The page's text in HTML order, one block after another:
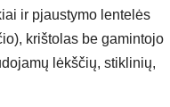
ir pjaustymo lentelės
krištolas be gamintojo
lėkščių, stiklinių,